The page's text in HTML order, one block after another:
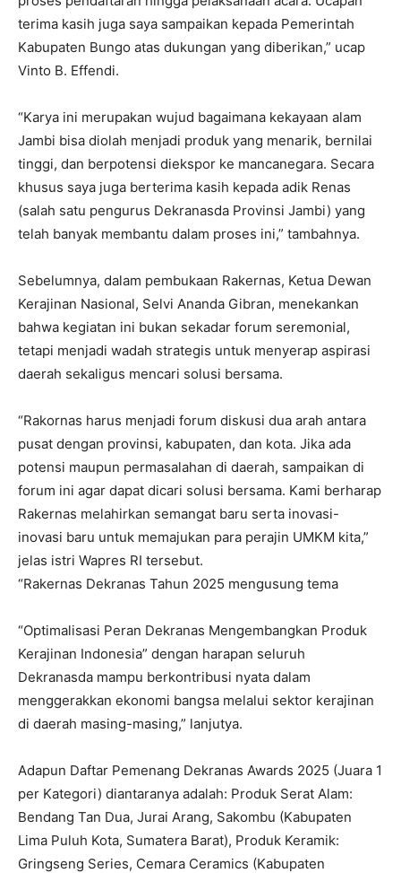
terima kasih juga saya sampaikan kepada Pemerintah
Kabupaten Bungo atas dukungan yang diberikan,” ucap
Vinto B. Effendi.
“Karya ini merupakan wujud bagaimana kekayaan alam
Jambi bisa diolah menjadi produk yang menarik, bernilai
tinggi, dan berpotensi diekspor ke mancanegara. Secara
khusus saya juga berterima kasih kepada adik Renas
(salah satu pengurus Dekranasda Provinsi Jambi) yang
telah banyak membantu dalam proses ini,” tambahnya.
Sebelumnya, dalam pembukaan Rakernas, Ketua Dewan
Kerajinan Nasional, Selvi Ananda Gibran, menekankan
bahwa kegiatan ini bukan sekadar forum seremonial,
tetapi menjadi wadah strategis untuk menyerap aspirasi
daerah sekaligus mencari solusi bersama.
“Rakornas harus menjadi forum diskusi dua arah antara
pusat dengan provinsi, kabupaten, dan kota. Jika ada
potensi maupun permasalahan di daerah, sampaikan di
forum ini agar dapat dicari solusi bersama. Kami berharap
Rakernas melahirkan semangat baru serta inovasi-
inovasi baru untuk memajukan para perajin UMKM kita,”
jelas istri Wapres RI tersebut.
“Rakernas Dekranas Tahun 2025 mengusung tema
“Optimalisasi Peran Dekranas Mengembangkan Produk
Kerajinan Indonesia” dengan harapan seluruh
Dekranasda mampu berkontribusi nyata dalam
menggerakkan ekonomi bangsa melalui sektor kerajinan
di daerah masing-masing,” lanjutya.
Adapun Daftar Pemenang Dekranas Awards 2025 (Juara 1
per Kategori) diantaranya adalah: Produk Serat Alam:
Bendang Tan Dua, Jurai Arang, Sakombu (Kabupaten
Lima Puluh Kota, Sumatera Barat), Produk Keramik:
Gringseng Series, Cemara Ceramics (Kabupaten